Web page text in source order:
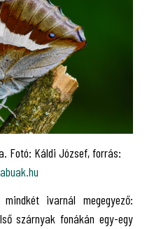
Fotó: Káldi József, forrás:
ivarnál megegyező:
szárnyak fonákán egy-egy